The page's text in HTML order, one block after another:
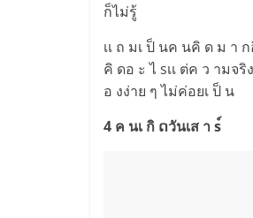
ก็ไม่รู้
เเ ถ มเ ป็ นค นคิ ด ม า
คิ ดอ ะ ไ sเเ ต่ค ว ามจ
อ งง่าย ๆ ไม่ค่อยเ ป็ น
4 ค นเ กิ ດวันเส า s์